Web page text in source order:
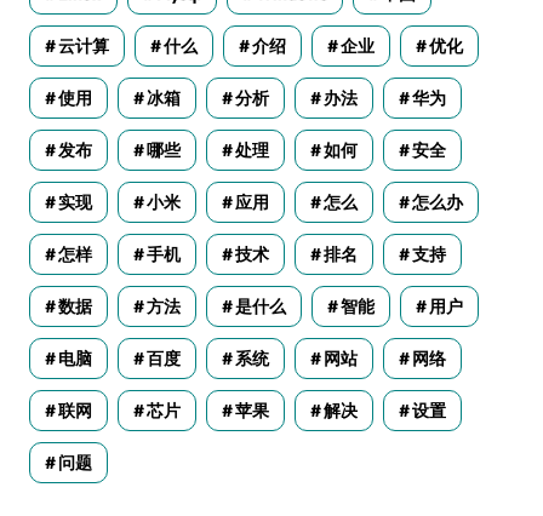
云计算 什么 介绍 企业 优化
使用 冰箱 分析 办法 华为
发布 哪些 处理 如何 安全
实现 小米 应用 怎么 怎么办
怎样 手机 技术 排名 支持
数据 方法 是什么 智能 用户
电脑 百度 系统 网站 网络
联网 芯片 苹果 解决 设置
问题